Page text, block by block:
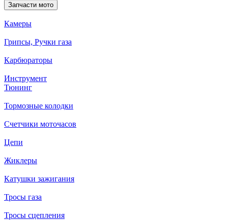
Запчасти мото
Камеры
Грипсы, Ручки газа
Карбюраторы
Инструмент
Тюнинг
Тормозные колодки
Счетчики моточасов
Цепи
Жиклеры
Катушки зажигания
Тросы газа
Тросы сцепления